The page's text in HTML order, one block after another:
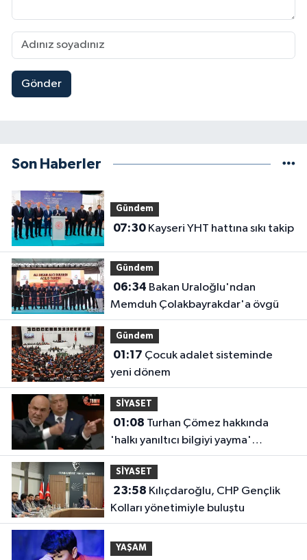
Gönder
Son Haberler
Gündem
07:30 Kayseri YHT hattına sıkı takip
Gündem
06:34
Memduh Çolakbayrakdar'a övgü
Gündem
01:17
yeni dönem
SİYASET
01:08
'halkı yanıltıcı bilgiyi yayma'
soruşturması
SİYASET
23:58
Kolları yönetimiyle buluştu
YAŞAM